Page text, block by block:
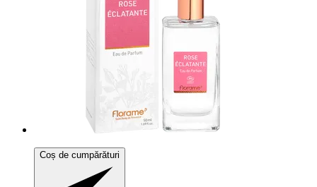
Coș de cumpărături